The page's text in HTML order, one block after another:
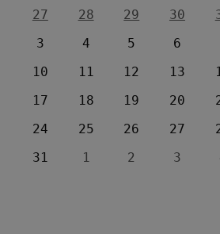
27
28 29 30
3
4 5 6
10
11 12 13
17
18 19 20
24
25 26 27
31
1 2 3